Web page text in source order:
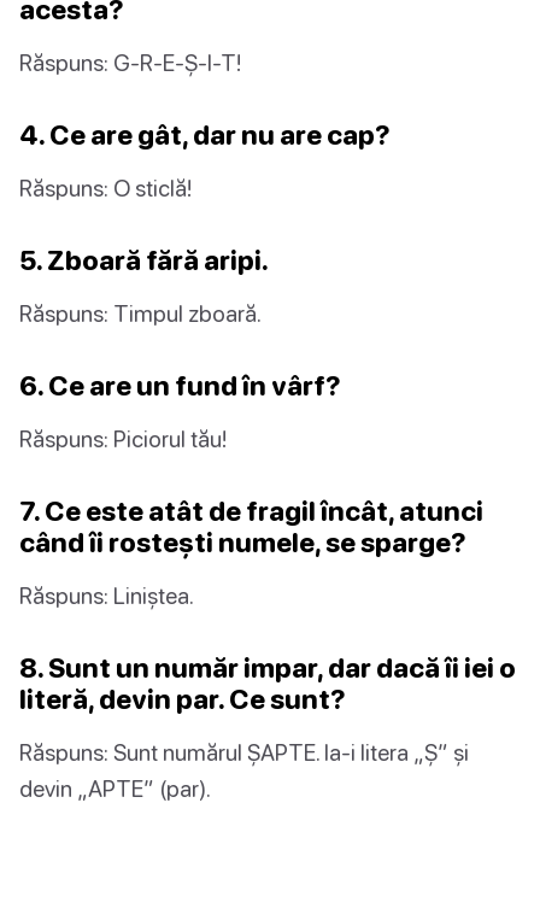
acesta?
Răspuns: G-R-E-Ș-I-T!
4. Ce are gât, dar nu are cap?
Răspuns: O sticlă!
5. Zboară fără aripi.
Răspuns: Timpul zboară.
6. Ce are un fund în vârf?
Răspuns: Piciorul tău!
7. Ce este atât de fragil încât, atunci
când îi rostești numele, se sparge?
Răspuns: Liniștea.
8. Sunt un număr impar, dar dacă îi iei o
literă, devin par. Ce sunt?
Răspuns: Sunt numărul ȘAPTE. Ia-i litera „Ș” și
devin „APTE” (par).